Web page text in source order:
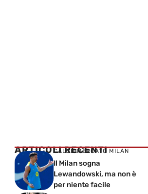
ARTICOLI RECENTI
CALCIOMERCATO MILAN
Il Milan sogna
Lewandowski, ma non è
per niente facile